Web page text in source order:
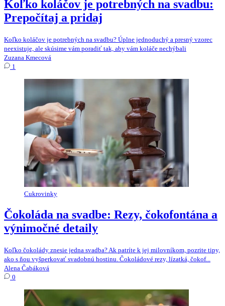
Koľko koláčov je potrebných na svadbu:
Prepočítaj a pridaj
Koľko koláčov je potrebných na svadbu? Úplne jednoduchý a presný vzorec
neexistuje, ale skúsime vám poradiť tak, aby vám koláče nechýbali
Zuzana Kmecová
1
Cukrovinky
Čokoláda na svadbe: Rezy, čokofontána a
výnimočné detaily
Koľko čokolády znesie jedna svadba? Ak patríte k jej milovníkom, pozrite tipy,
ako s ňou vyšperkovať svadobnú hostinu. Čokoládové rezy, lízatká, čokof...
Alena Čabáková
0